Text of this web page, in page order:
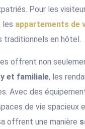
Pour les
les appartements de
traditionnels en hôtel.
offrent non
et familiale, les
Avec des
de vie
offrent une manière